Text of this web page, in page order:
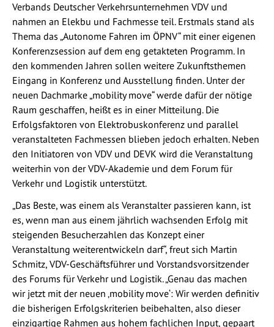
Verbands Deutscher Verkehrsunternehmen VDV und
nahmen an Elekbu und Fachmesse teil. Erstmals stand als
Thema das „Autonome Fahren im ÖPNV“ mit einer eigenen
Konferenzsession auf dem eng getakteten Programm. In
den kommenden Jahren sollen weitere Zukunftsthemen
Eingang in Konferenz und Ausstellung finden. Unter der
neuen Dachmarke „mobility move“ werde dafür der nötige
Raum geschaffen, heißt es in einer Mitteilung. Die
Erfolgsfaktoren von Elektrobuskonferenz und parallel
veranstalteten Fachmessen blieben jedoch erhalten. Neben
den Initiatoren von VDV und DEVK wird die Veranstaltung
weiterhin von der VDV-Akademie und dem Forum für
Verkehr und Logistik unterstützt.
„Das Beste, was einem als Veranstalter passieren kann, ist
es, wenn man aus einem jährlich wachsenden Erfolg mit
steigenden Besucherzahlen das Konzept einer
Veranstaltung weiterentwickeln darf“, freut sich Martin
Schmitz, VDV-Geschäftsführer und Vorstandsvorsitzender
des Forums für Verkehr und Logistik. „Genau das machen
wir jetzt mit der neuen ‚mobility move‘: Wir werden definitiv
die bisherigen Erfolgskriterien beibehalten, also dieser
einzigartige Rahmen aus hohem fachlichen Input, gepaart